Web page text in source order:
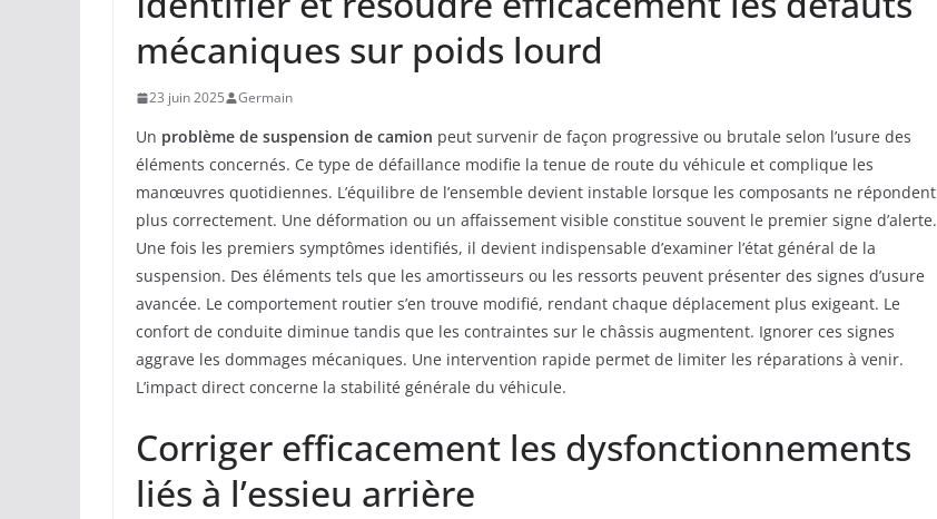
mécaniques sur poids lourd
23 juin 2025 Germain
Un problème de suspension de camion peut survenir de façon progressive ou brutale selon l’usure des
éléments concernés. Ce type de défaillance modifie la tenue de route du véhicule et complique les
manœuvres quotidiennes. L’équilibre de l’ensemble devient instable lorsque les composants ne répondent
plus correctement. Une déformation ou un affaissement visible constitue souvent le premier signe d’alerte.
Une fois les premiers symptômes identifiés, il devient indispensable d’examiner l’état général de la
suspension. Des éléments tels que les amortisseurs ou les ressorts peuvent présenter des signes d’usure
avancée. Le comportement routier s’en trouve modifié, rendant chaque déplacement plus exigeant. Le
confort de conduite diminue tandis que les contraintes sur le châssis augmentent. Ignorer ces signes
aggrave les dommages mécaniques. Une intervention rapide permet de limiter les réparations à venir.
L’impact direct concerne la stabilité générale du véhicule.
Corriger efficacement les dysfonctionnements
liés à l’essieu arrière